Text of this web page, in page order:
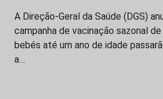
A Direção-Geral da Saúde (DGS)
campanha de vacinação sazonal
bebés até um ano de idade
a…